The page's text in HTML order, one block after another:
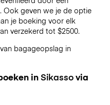
Ook geven we je de optie
je boeking voor elk
verzekerd tot $2500.
bagageopslag in
inSikassovia